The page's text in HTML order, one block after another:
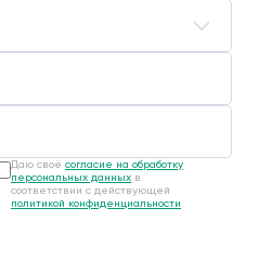
Даю своё согласие на обработку
персональных данных в
соответствии с действующей
политикой конфиденциальности .